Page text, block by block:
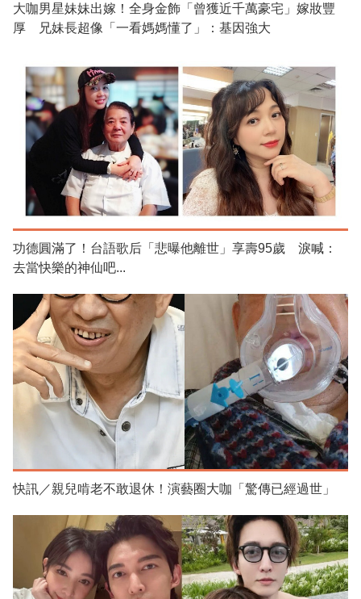
大咖男星妹妹出嫁！全身金飾「曾獲近千萬豪宅」嫁妝豐
厚 兄妹長超像「一看媽媽懂了」：基因強大
功德圓滿了！台語歌后「悲曝他離世」享壽95歲 淚喊：
去當快樂的神仙吧...
快訊／親兒啃老不敢退休！演藝圈大咖「驚傳已經過世」